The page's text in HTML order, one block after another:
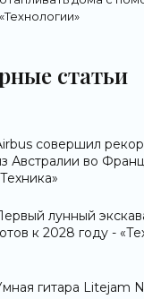
статьи
совершил
Австралии во
лунный
к 2028 году -
гитара Litejam